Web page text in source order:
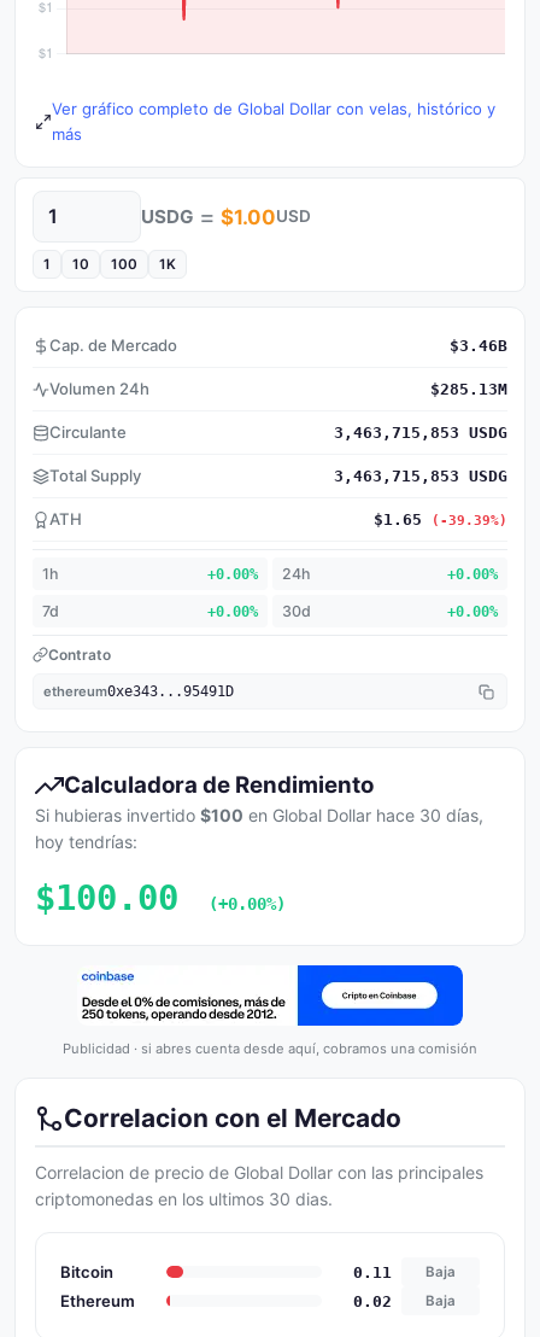
Ver gráfico completo de Global Dollar con velas, histórico y
más
Cantidad USDG = $1.00USD
1 10 100 1K
Cap. de Mercado $3.46B
Volumen 24h $285.13M
Circulante 3,463,715,853 USDG
Total Supply 3,463,715,853 USDG
ATH $1.65 (-39.39%)
1h +0.00% 24h +0.00%
7d +0.00% 30d +0.00%
Contrato
ethereum0xe343...95491D
Calculadora de Rendimiento
Si hubieras invertido $100 en Global Dollar hace 30 días,
hoy tendrías:
$100.00 (+0.00%)
Publicidad · si abres cuenta desde aquí, cobramos una comisión
Correlacion con el Mercado
Correlacion de precio de Global Dollar con las principales
criptomonedas en los ultimos 30 dias.
Bitcoin 0.11 Baja
Ethereum 0.02 Baja